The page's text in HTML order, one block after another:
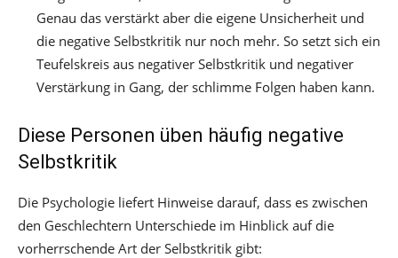
Genau das verstärkt aber die eigene Unsicherheit und
die negative Selbstkritik nur noch mehr. So setzt sich ein
Teufelskreis aus negativer Selbstkritik und negativer
Verstärkung in Gang, der schlimme Folgen haben kann.
Diese Personen üben häufig negative
Selbstkritik
Die Psychologie liefert Hinweise darauf, dass es zwischen
den Geschlechtern Unterschiede im Hinblick auf die
vorherrschende Art der Selbstkritik gibt: